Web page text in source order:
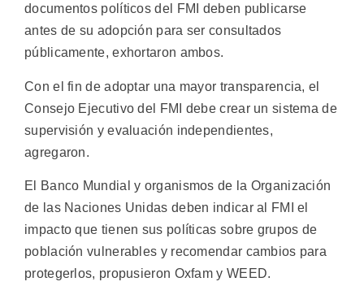
documentos políticos del FMI deben publicarse
antes de su adopción para ser consultados
públicamente, exhortaron ambos.
Con el fin de adoptar una mayor transparencia, el
Consejo Ejecutivo del FMI debe crear un sistema de
supervisión y evaluación independientes,
agregaron.
El Banco Mundial y organismos de la Organización
de las Naciones Unidas deben indicar al FMI el
impacto que tienen sus políticas sobre grupos de
población vulnerables y recomendar cambios para
protegerlos, propusieron Oxfam y WEED.